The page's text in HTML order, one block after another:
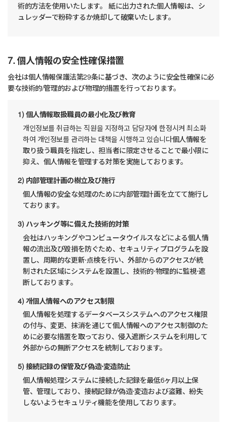
術的方法を使用いたします。 紙に出力された個人情報は、シ
ュレッダーで粉砕するか焼却して破棄いたします。
7. 個人情報の安全性確保措置
会社は個人情報保護法第29条に基づき、次のように安全性確保に必
要な技術的/管理的および物理的措置を行っております。
1) 個人情報取扱職員の最小化及び教育
개인정보를 취급하는 직원을 지정하고 담당자에 한정시켜 최소화
하여 개인정보를 관리하는 대책을 시행하고 있습니다個人情報を
取り扱う職員を指定し、担当者に限定させることで最小限に
抑え、個人情報を管理する対策を実施しております。
2) 内部管理計画の樹立及び施行
個人情報の安全な処理のために内部管理計画を立てて施行し
ております。
3) ハッキング等に備えた技術的対策
会社はハッキングやコンピュータウイルスなどによる個人情
報の流出及び毀損を防ぐため、セキュリティプログラムを設
置し、周期的な更新·点検を行い、外部からのアクセスが統
制された区域にシステムを設置し、技術的·物理的に監視·遮
断しております。
4) 개個人情報へのアクセス制限
個人情報を処理するデータベースシステムへのアクセス権限
の付与、変更、抹消を通じて個人情報へのアクセス制御のた
めに必要な措置を取っており、侵入遮断システムを利用して
外部からの無断アクセスを統制しております。
5) 接続記録の保管及び偽造·変造防止
個人情報処理システムに接続した記録を最低6ヶ月以上保
管、管理しており、接続記録が偽造·変造および盗難、紛失
しないようセキュリティ機能を使用しております。